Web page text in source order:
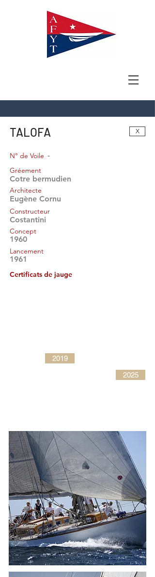
TALOFA X
-
N° de Voile
Gréement
Cotre bermudien
Architecte
Eugène Cornu
Constructeur
Costantini
Concept
1960
Lancement
1961
Certificats de jauge
2019
2025